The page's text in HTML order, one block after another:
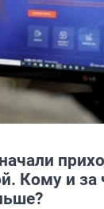
Кому и за